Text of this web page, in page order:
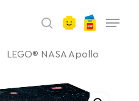
search
LEGO® NASA Apollo